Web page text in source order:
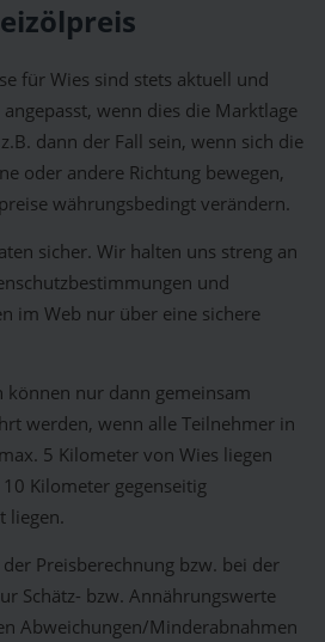
für Wies sind stets aktuell und
wenn dies die Marktlage
dann der Fall sein, wenn sich die
oder andere Richtung bewegen,
währungsbedingt verändern.
sicher. Wir halten uns streng an
und
im Web nur über eine sichere
können nur dann gemeinsam
werden, wenn alle Teilnehmer in
5 Kilometer von Wies liegen
Kilometer gegenseitig
liegen.
Preisberechnung bzw. bei der
Schätz- bzw. Annährungswerte
Abweichungen/Minderabnahmen